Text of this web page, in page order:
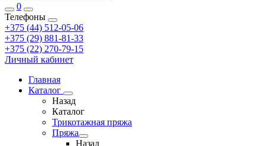
0
Телефоны
+375 (44) 512-05-06
+375 (29) 881-81-33
+375 (22) 270-79-15
Личный кабинет
Главная
Каталог
Назад
Каталог
Трикотажная пряжа
Пряжа
Назад